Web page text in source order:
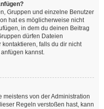
Gruppen und einzelne Benutzer
hat es möglicherweise nicht
in dem du deinen Beitrag
dürfen Dateien
kontaktieren, falls du dir nicht
kannst.
meistens von der Administration
Regeln verstoßen hast, kann